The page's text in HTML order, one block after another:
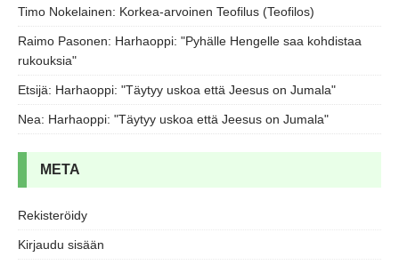
Timo Nokelainen: Korkea-arvoinen Teofilus (Teofilos)
Raimo Pasonen: Harhaoppi: "Pyhälle Hengelle saa kohdistaa
rukouksia"
Etsijä: Harhaoppi: "Täytyy uskoa että Jeesus on Jumala"
Nea: Harhaoppi: "Täytyy uskoa että Jeesus on Jumala"
META
Rekisteröidy
Kirjaudu sisään